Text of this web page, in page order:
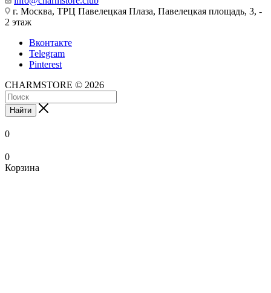
г. Москва, ТРЦ Павелецкая Плаза, Павелецкая площадь, 3, -
2 этаж
Вконтакте
Telegram
Pinterest
CHARMSTORE © 2026
Найти
0
0
Корзина